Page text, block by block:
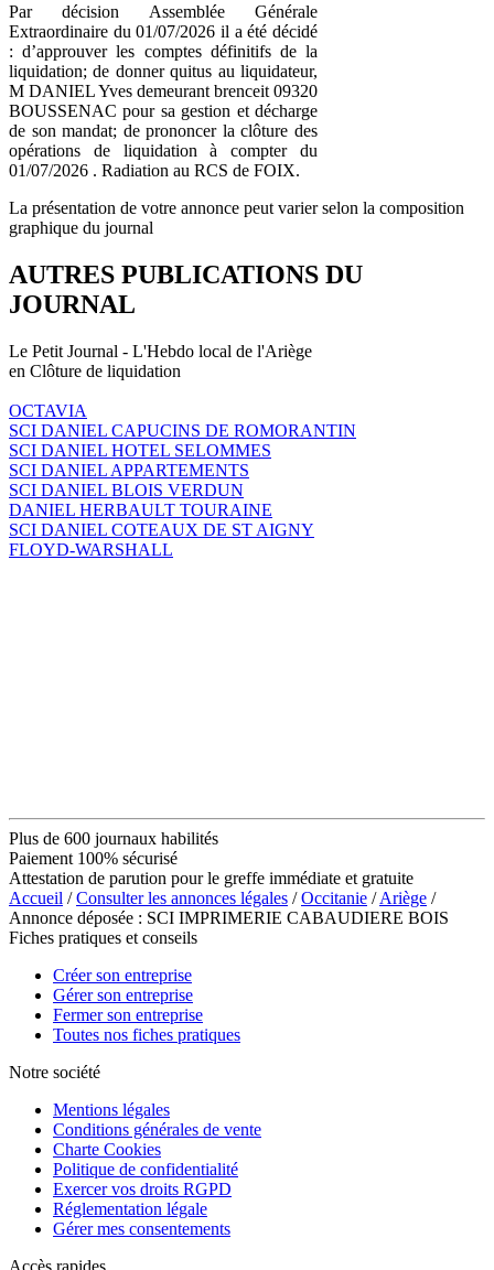
Par décision Assemblée Générale
Extraordinaire du 01/07/2026 il a été décidé
: d’approuver les comptes définitifs de la
liquidation; de donner quitus au liquidateur,
M DANIEL Yves demeurant brenceit 09320
BOUSSENAC pour sa gestion et décharge
de son mandat; de prononcer la clôture des
opérations de liquidation à compter du
01/07/2026 . Radiation au RCS de FOIX.
La présentation de votre annonce peut varier selon la composition
graphique du journal
AUTRES PUBLICATIONS DU
JOURNAL
Le Petit Journal - L'Hebdo local de l'Ariège
en Clôture de liquidation
OCTAVIA
SCI DANIEL CAPUCINS DE ROMORANTIN
SCI DANIEL HOTEL SELOMMES
SCI DANIEL APPARTEMENTS
SCI DANIEL BLOIS VERDUN
DANIEL HERBAULT TOURAINE
SCI DANIEL COTEAUX DE ST AIGNY
FLOYD-WARSHALL
Plus de 600 journaux habilités
Paiement 100% sécurisé
Attestation de parution pour le greffe immédiate et gratuite
Accueil /Consulter les annonces légales /Occitanie /Ariège /
Annonce déposée : SCI IMPRIMERIE CABAUDIERE BOIS
Fiches pratiques et conseils
Créer son entreprise
Gérer son entreprise
Fermer son entreprise
Toutes nos fiches pratiques
Notre société
Mentions légales
Conditions générales de vente
Charte Cookies
Politique de confidentialité
Exercer vos droits RGPD
Réglementation légale
Gérer mes consentements
Accès rapides